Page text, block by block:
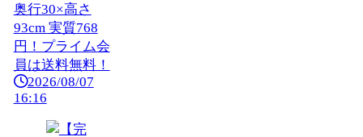
奥行30×高さ
93cm 実質768
円！プライム会
員は送料無料！
2026/08/07
16:16